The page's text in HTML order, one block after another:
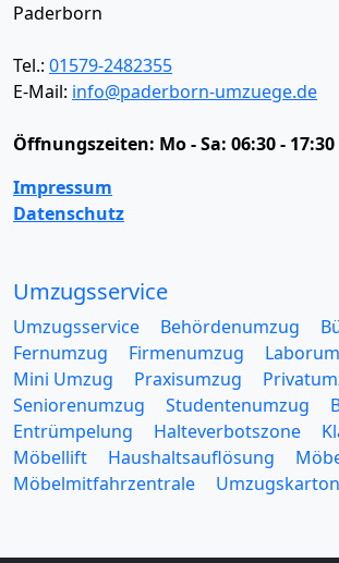
Paderborn
Tel.: 01579-2482355
E-Mail: info@paderborn-umzuege.de
Öffnungszeiten: Mo - Sa: 06:30 -
Impressum
Datenschutz
Umzugsservice
Umzugsservice Behördenumzug
Fernumzug
Firmenumzug
Mini Umzug
Praxisumzug
Seniorenumzug
Studentenumzug
Entrümpelung
Halteverbotszone
Möbellift
Haushaltsauflösung
Möbelmitfahrzentrale